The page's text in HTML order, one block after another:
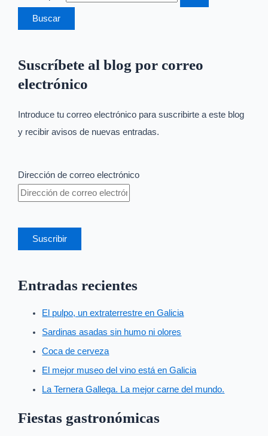
Suscríbete al blog por correo
electrónico
Introduce tu correo electrónico para suscribirte a este blog
y recibir avisos de nuevas entradas.
Dirección de correo electrónico
Suscribir
Entradas recientes
El pulpo, un extraterrestre en Galicia
Sardinas asadas sin humo ni olores
Coca de cerveza
El mejor museo del vino está en Galicia
La Ternera Gallega. La mejor carne del mundo.
Fiestas gastronómicas